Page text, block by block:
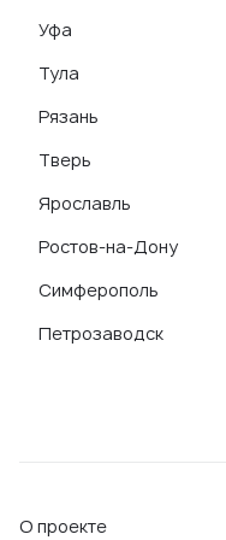
Уфа
Тула
Рязань
Тверь
Ярославль
Ростов-на-Дону
Симферополь
Петрозаводск
О проекте